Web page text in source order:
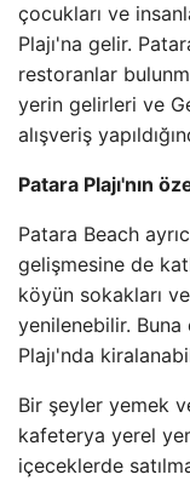
çocukları ve
Plajı'na gelir.
restoranlar
yerin gelirleri ve
alışveriş
Patara Plajı'nın
Patara Beach
gelişmesine de
köyün sokakları
yenilenebilir.
Plajı'nda
Bir şeyler yemek
kafeterya yerel
içeceklerde